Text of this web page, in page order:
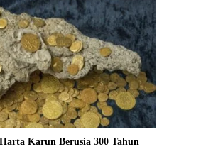
Karun Berusia 300 Tahun